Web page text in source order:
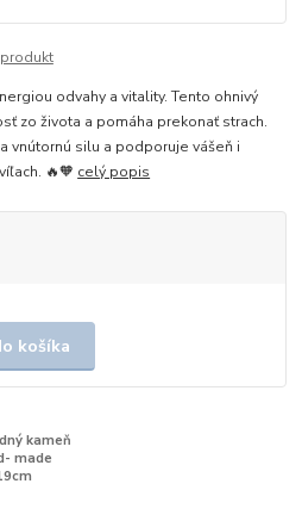
odvahy a vitality. Tento ohnivý
zo života a pomáha prekonať strach.
vnútornú silu a podporuje vášeň i
🔥🧡 celý popis
košíka
kameň
made